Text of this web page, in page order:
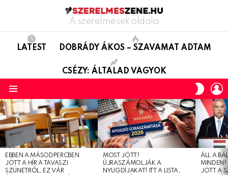
A szerelmesek oldala
LATEST DOBRÁDY ÁKOS – SZAVAMAT ADTAM
CSÉZY: ÁLTALAD VAGYOK
SKIN
LATEST
STORIES
EBBEN A MÁSODPERCBEN
JÖTT A HÍR A TAVASZI
SZÜNETRŐL, EZ VÁR
MOST JÖTT!
ÚJRASZÁMOLJÁK A
NYUGDÍJAKAT! ITT A LISTA,
ÁLL A
MINDEN!
JÖTT A